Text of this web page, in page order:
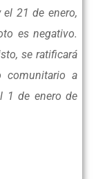
21 de enero,
es negativo.
se ratificará
comunitario a
1 de enero de